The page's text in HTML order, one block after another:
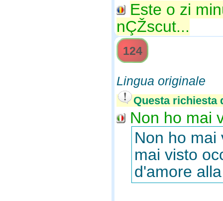
Este o zi
nÇŽscut...
124
Lingua originale
Questa richiesta
Non ho mai
Non ho mai
mai visto
d'amore